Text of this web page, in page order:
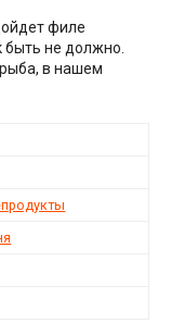
филе
быть не должно.
в нашем